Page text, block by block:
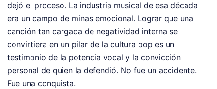
dejó el proceso. La industria musical de esa década
era un campo de minas emocional. Lograr que una
canción tan cargada de negatividad interna se
convirtiera en un pilar de la cultura pop es un
testimonio de la potencia vocal y la convicción
personal de quien la defendió. No fue un accidente.
Fue una conquista.